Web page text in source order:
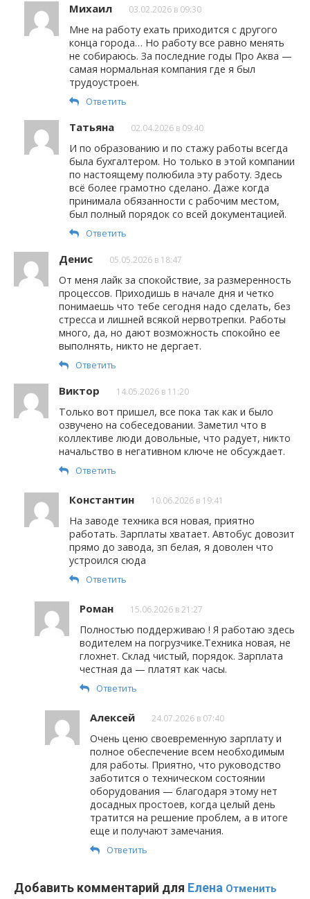
Михаил 03.02.2026 в 09:30
Мне на работу ехать приходится с другого
конца города… Но работу все равно менять
не собираюсь. За последние годы Про Аква —
самая нормальная компания где я был
трудоустроен.
Ответить
Татьяна 02.04.2026 в 09:40
И по образованию и по стажу работы всегда
была бухгалтером. Но только в этой компании
по настоящему полюбила эту работу. Здесь
всё более грамотно сделано. Даже когда
принимала обязанности с рабочим местом,
был полный порядок со всей документацией.
Ответить
Денис 05.05.2026 в 18:47
От меня лайк за спокойствие, за размеренность
процессов. Приходишь в начале дня и четко
понимаешь что тебе сегодня надо сделать, без
стресса и лишней всякой нервотрепки. Работы
много, да, но дают возможность спокойно ее
выполнять, никто не дергает.
Ответить
Виктор 14.05.2026 в 11:20
Только вот пришел, все пока так как и было
озвучено на собеседовании. Заметил что в
коллективе люди довольные, что радует, никто
начальство в негативном ключе не обсуждает.
Ответить
Константин 10.06.2026 в 19:41
На заводе техника вся новая, приятно
работать. Зарплаты хватает. Автобус довозит
прямо до завода, зп белая, я доволен что
устроился сюда
Ответить
Роман 15.06.2026 в 21:27
Полностью поддерживаю ! Я работаю здесь
водителем на погрузчике.Техника новая, не
глохнет. Склад чистый, порядок. Зарплата
честная да — платят как часы.
Ответить
Алексей 24.07.2026 в 07:40
Очень ценю своевременную зарплату и
полное обеспечение всем необходимым
для работы. Приятно, что руководство
заботится о техническом состоянии
оборудования — благодаря этому нет
досадных простоев, когда целый день
тратится на решение проблем, а в итоге
еще и получают замечания.
Ответить
Добавить комментарий для Елена Отменить